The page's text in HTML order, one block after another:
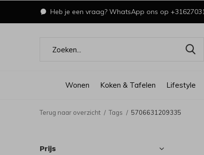
Wonen Koken & Tafelen Lifestyle
Heb je een vraag? WhatsApp ons op
Terug naar overzicht Tags 5706631209335
Prijs